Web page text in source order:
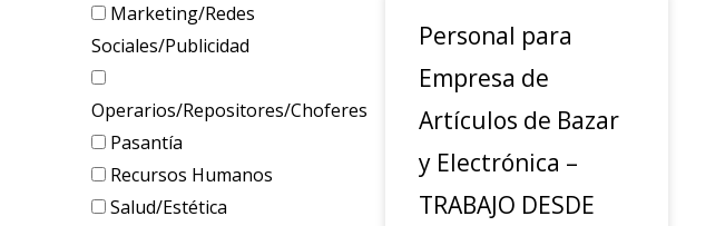
Marketing/Redes
Sociales/Publicidad
Operarios/Repositores/Choferes
Pasantía
Recursos Humanos
Salud/Estética
Personal para
Empresa de
Artículos de Bazar
y Electrónica –
TRABAJO DESDE